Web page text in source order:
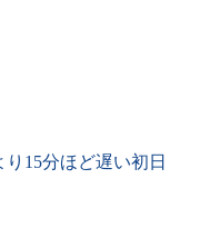
15分ほど遅い初日